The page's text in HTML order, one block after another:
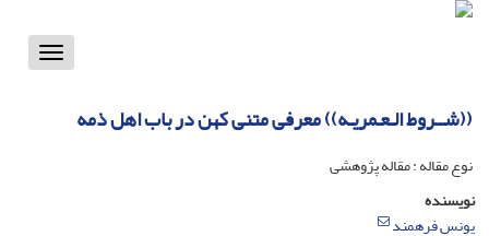
Toggle
((شــروط الـعـمریـه)) معرفى متنى کهن در باب اهل ذمه
نوع مقاله : مقاله پژوهشی
نویسنده
یونس فرهمند